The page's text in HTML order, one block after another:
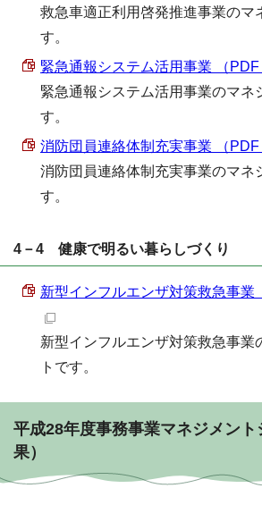
救急車適正利用啓発推進事業のマ
す。
緊急通報システム活用事業 （PDF
緊急通報システム活用事業のマネ
す。
消防団員連絡体制充実事業 （PDF
消防団員連絡体制充実事業のマネ
す。
4－4 健康で明るい暮らしづくり
新型インフルエンザ対策救急事業
新型インフルエンザ対策救急事業
トです。
平成28年度事務事業マネジメン
果）